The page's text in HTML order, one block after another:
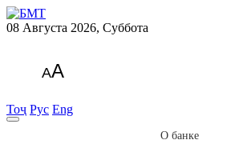
08 Августа 2026, Суббота
AA
Тоҷ Рус Eng
О банке